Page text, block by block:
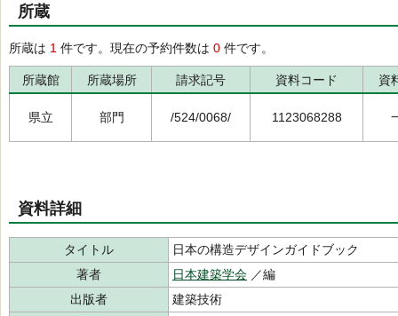
所蔵
所蔵は 1 件です。現在の予約件数は 0 件です。
所蔵館 所蔵場所 請求記号 資料コード 資
県立 部門 /524/0068/ 1123068288
資料詳細
タイトル
日本の構造デザインガイドブック
著者
日本建築学会 ／編
出版者
建築技術